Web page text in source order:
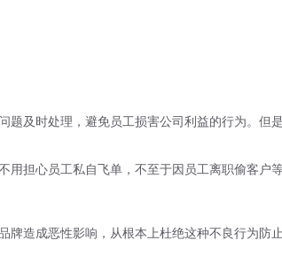
及时处理，避免员工损害公司利益的行为。但
担心员工私自飞单，不至于因员工离职偷客户
造成恶性影响，从根本上杜绝这种不良行为防止